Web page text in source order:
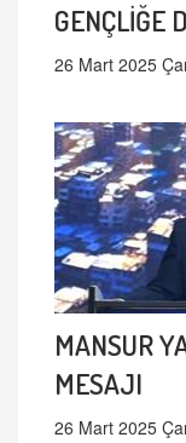
GENÇLİĞE
26 Mart 2025
MANSUR
MESAJI
26 Mart 2025